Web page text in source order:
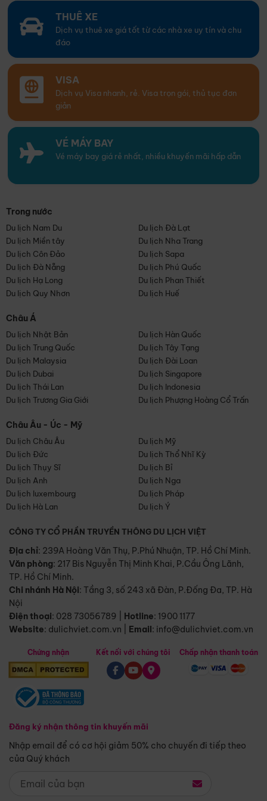
THUÊ XE
Dịch vụ thuê xe giá tốt từ các nhà xe uy tín và chu
đáo
VISA
Dịch vụ Visa nhanh, rẻ. Visa trọn gói, thủ tục đơn
giản
VÉ MÁY BAY
Vé máy bay giá rẻ nhất, nhiều khuyến mãi hấp dẫn
Trong nước
Du lịch Nam Du
Du lịch Đà Lạt
Du lịch Miền tây
Du lịch Nha Trang
Du lịch Côn Đảo
Du lịch Sapa
Du lịch Đà Nẵng
Du lịch Phú Quốc
Du lịch Hạ Long
Du lịch Phan Thiết
Du lịch Quy Nhơn
Du lịch Huế
Châu Á
Du lịch Nhật Bản
Du lịch Hàn Quốc
Du lịch Trung Quốc
Du lịch Tây Tạng
Du lịch Malaysia
Du lịch Đài Loan
Du lịch Dubai
Du lịch Singapore
Du lịch Thái Lan
Du lịch Indonesia
Du lịch Trương Gia Giới
Du lịch Phượng Hoàng Cổ Trấn
Châu Âu - Úc - Mỹ
Du lịch Châu Âu
Du lịch Mỹ
Du lịch Đức
Du lịch Thổ Nhĩ Kỳ
Du lịch Thụy Sĩ
Du lịch Bỉ
Du lịch Anh
Du lịch Nga
Du lịch luxembourg
Du lịch Pháp
Du lịch Hà Lan
Du lịch Ý
CÔNG TY CỔ PHẦN TRUYỀN THÔNG DU LỊCH VIỆT
Địa chỉ: 239A Hoàng Văn Thụ, P.Phú Nhuận, TP. Hồ Chí Minh.
Văn phòng: 217 Bis Nguyễn Thị Minh Khai, P.Cầu Ông Lãnh,
TP. Hồ Chí Minh.
Chi nhánh Hà Nội: Tầng 3, số 243 xã Đàn, P.Đống Đa, TP. Hà
Nội
Điện thoại: 028 73056789 Hotline: 1900 1177
Website: dulichviet.com.vn Email: info@dulichviet.com.vn
Chứng nhận
Đăng ký nhận thông tin khuyến mãi
Nhập email để có cơ hội giảm 50% cho chuyến đi tiếp theo
của Quý khách
Kết nối với chúng tôi Chấp nhận thanh toán